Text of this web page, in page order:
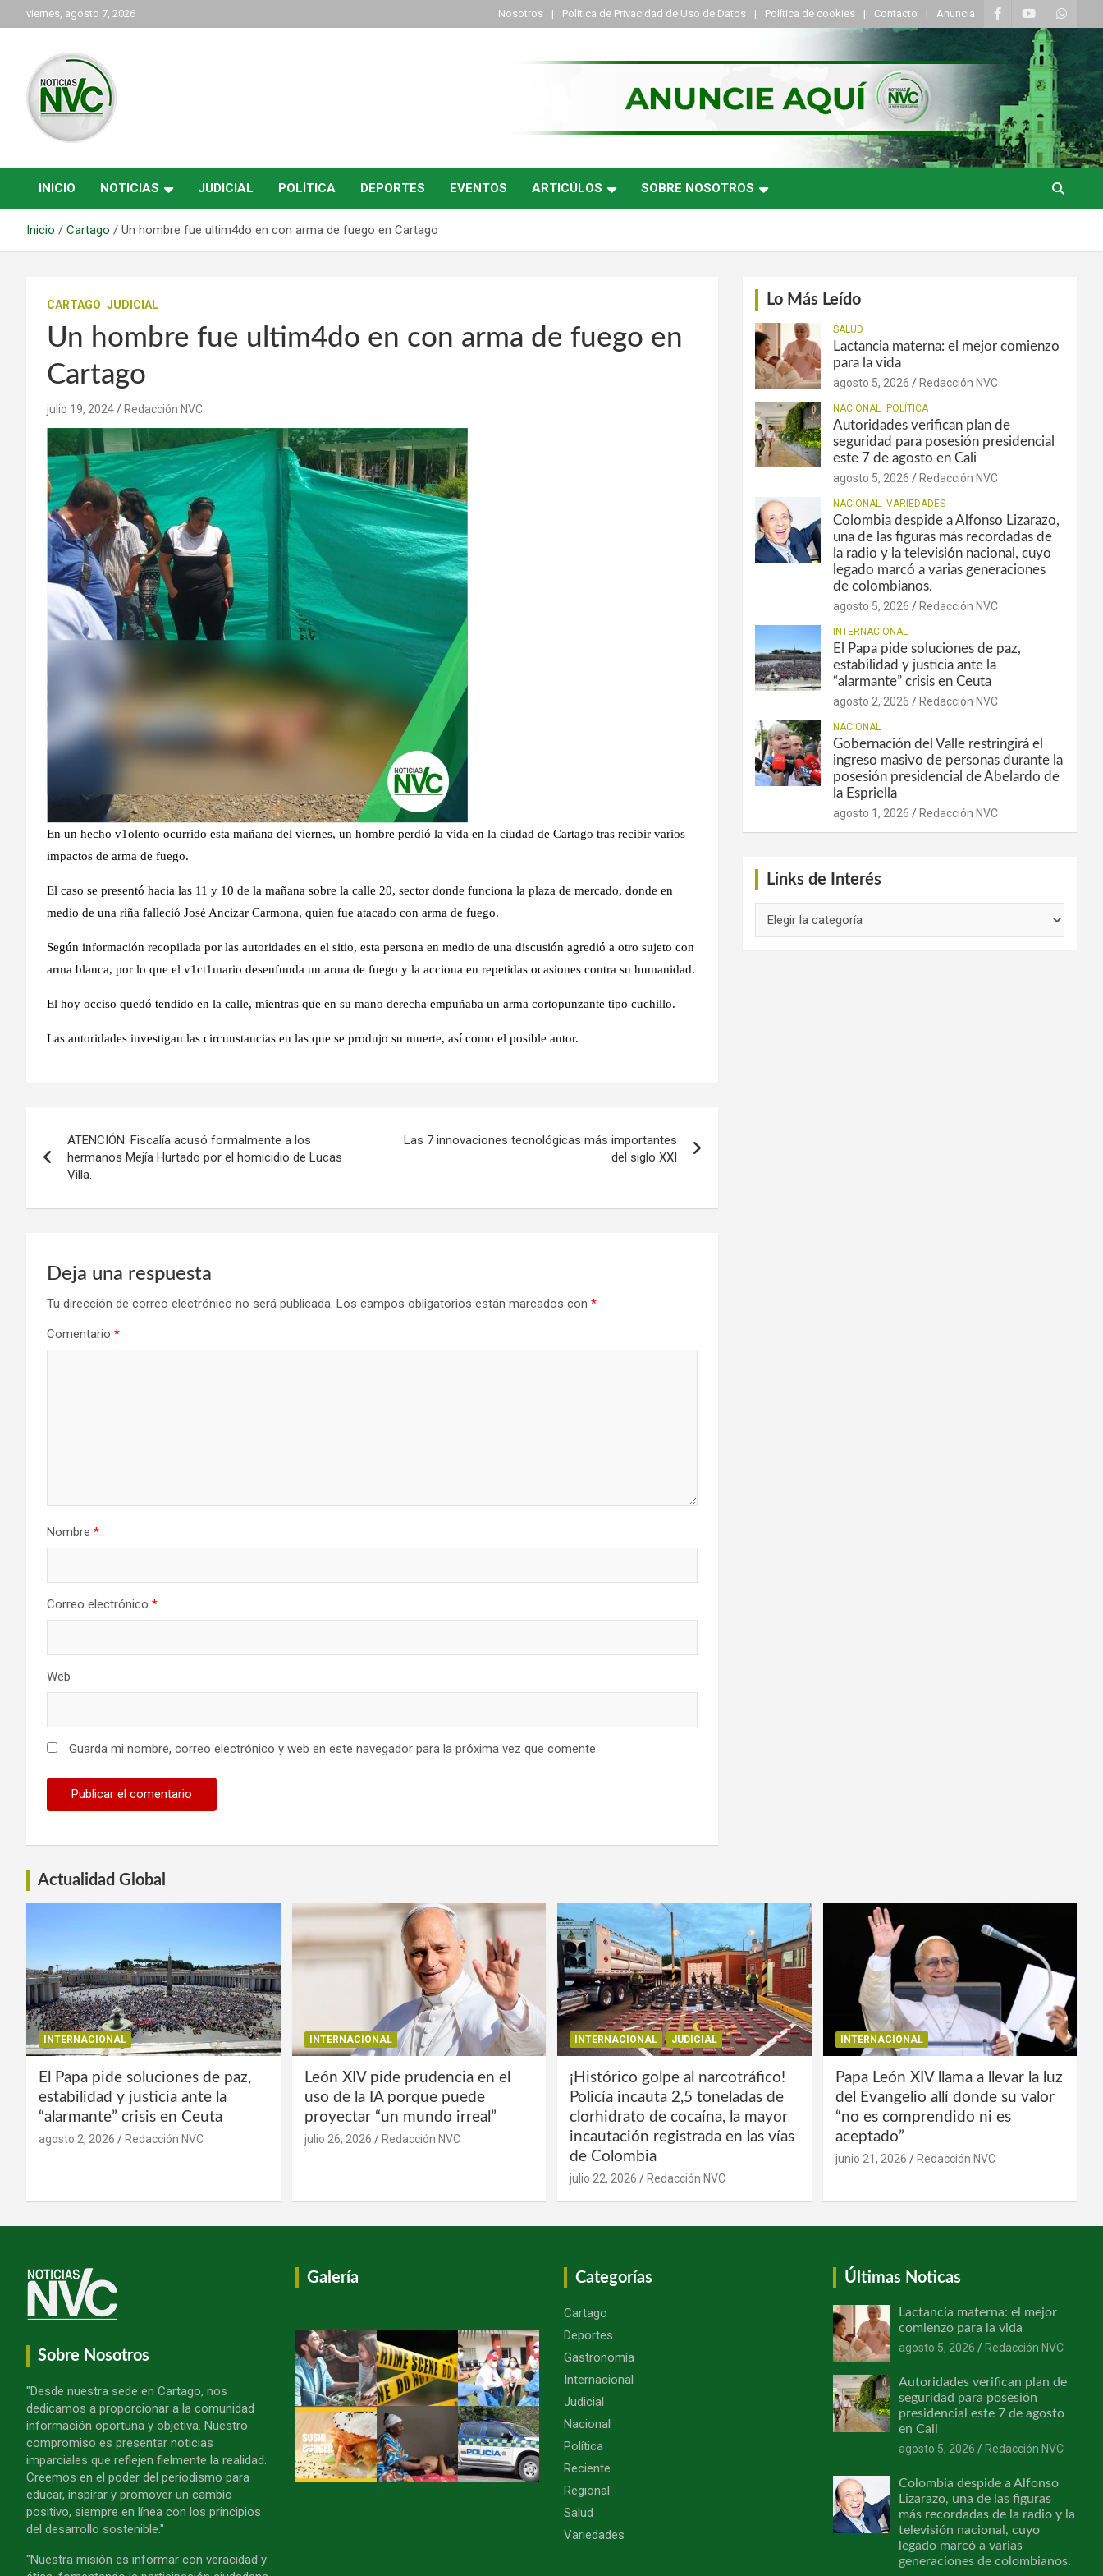
al
viernes, agosto 7, 2026 Nosotros Política de Privacidad de Uso de Datos Política de cookies Contacto Anuncia
NVC Noticias
INICIO NOTICIAS JUDICIAL POLÍTICA DEPORTES EVENTOS ARTICÚLOS SOBRE NOSOTROS
Inicio Cartago Un hombre fue ultim4do en con arma de fuego en Cartago
CARTAGO JUDICIAL
Un hombre fue ultim4do en con arma de fuego en
Cartago
julio 19, 2024 Redacción NVC
En un hecho v1olento ocurrido esta mañana del viernes, un hombre perdió la vida en la ciudad de Cartago tras recibir varios
impactos de arma de fuego.
El caso se presentó hacia las 11 y 10 de la mañana sobre la calle 20, sector donde funciona la plaza de mercado, donde en
medio de una riña falleció José Ancizar Carmona, quien fue atacado con arma de fuego.
Según información recopilada por las autoridades en el sitio, esta persona en medio de una discusión agredió a otro sujeto con
arma blanca, por lo que el v1ct1mario desenfunda un arma de fuego y la acciona en repetidas ocasiones contra su humanidad.
El hoy occiso quedó tendido en la calle, mientras que en su mano derecha empuñaba un arma cortopunzante tipo cuchillo.
Las autoridades investigan las circunstancias en las que se produjo su muerte, así como el posible autor.
de
ATENCIÓN: Fiscalía acusó formalmente a los
hermanos Mejía Hurtado por el homicidio de Lucas
Villa.
Las 7 innovaciones tecnológicas más importantes
del siglo XXI
Deja una respuesta
Tu dirección de correo electrónico no será publicada. Los campos obligatorios están marcados con *
Comentario *
Nombre *
Correo electrónico *
Web
Guarda mi nombre, correo electrónico y web en este navegador para la próxima vez que comente.
Lo Más Leído
SALUD
Lactancia materna: el mejor comienzo
para la vida
agosto 5, 2026 Redacción NVC
NACIONAL POLÍTICA
Autoridades verifican plan de
seguridad para posesión presidencial
este 7 de agosto en Cali
agosto 5, 2026 Redacción NVC
NACIONAL VARIEDADES
Colombia despide a Alfonso Lizarazo,
una de las figuras más recordadas de
la radio y la televisión nacional, cuyo
legado marcó a varias generaciones
de colombianos.
agosto 5, 2026 Redacción NVC
INTERNACIONAL
El Papa pide soluciones de paz,
estabilidad y justicia ante la
“alarmante” crisis en Ceuta
agosto 2, 2026 Redacción NVC
NACIONAL
Gobernación del Valle restringirá el
ingreso masivo de personas durante la
posesión presidencial de Abelardo de
la Espriella
agosto 1, 2026 Redacción NVC
Links de Interés
de
Actualidad Global
INTERNACIONAL
El Papa pide soluciones de paz,
estabilidad y justicia ante la
“alarmante” crisis en Ceuta
agosto 2, 2026 Redacción NVC
INTERNACIONAL
León XIV pide prudencia en el
uso de la IA porque puede
proyectar “un mundo irreal”
julio 26, 2026 Redacción NVC
INTERNACIONAL JUDICIAL
¡Histórico golpe al narcotráfico!
Policía incauta 2,5 toneladas de
clorhidrato de cocaína, la mayor
incautación registrada en las vías
de Colombia
julio 22, 2026 Redacción NVC
INTERNACIONAL
Papa León XIV llama a llevar la luz
del Evangelio allí donde su valor
“no es comprendido ni es
aceptado”
junio 21, 2026 Redacción NVC
Sobre Nosotros
"Desde nuestra sede en Cartago, nos
dedicamos a proporcionar a la comunidad
información oportuna y objetiva. Nuestro
compromiso es presentar noticias
imparciales que reflejen fielmente la realidad.
Creemos en el poder del periodismo para
educar, inspirar y promover un cambio
positivo, siempre en línea con los principios
del desarrollo sostenible."
"Nuestra misión es informar con veracidad y
Galería Categorías
Cartago
Deportes
Gastronomía
Internacional
Judicial
Nacional
Política
Reciente
Regional
Salud
Variedades
Últimas Noticas
Lactancia materna: el mejor
comienzo para la vida
agosto 5, 2026
Redacción NVC
Autoridades verifican plan de
seguridad para posesión
presidencial este 7 de agosto
en Cali
agosto 5, 2026
Redacción NVC
Colombia despide a Alfonso
Lizarazo, una de las figuras
más recordadas de la radio y la
televisión nacional, cuyo
legado marcó a varias
generaciones de colombianos.